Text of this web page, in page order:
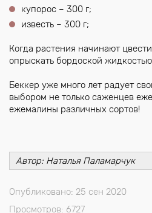
купорос – 300 г;
известь – 300 г;
Когда растения начинают
опрыскать бордоской жидкостью
Беккер уже много лет радует
выбором не только саженцев
ежемалины различных сортов!
Автор: Наталья Паламарчук
Опубликовано: 25 сен 2020
Просмотров: 6727